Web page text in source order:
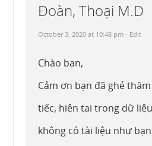
Đoàn, Thoại M.D
October 3, 2020 at 10:48 pm · Edit
Chào bạn,
Cảm ơn bạn đã ghé
tiếc, hiện tại trong dữ
không có tài liệu như